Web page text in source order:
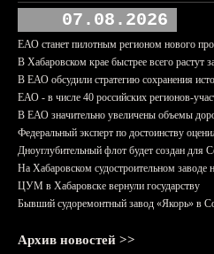
07.08.2026
ЕАО станет пилотным регионом нового
В Хабаровском крае быстрее всего растут
В ЕАО обсудили стратегию сохранения
ЕАО - в числе 40 российских регионов-
В ЕАО значительно увеличены объемы
Федеральный эксперт по достоинству
Дноуглубительный флот будет создан для
На Хабаровском судостроительном заводе
ЦУМ в Хабаровске вернули государству
Бывший судоремонтный завод «Якорь» в
Архив новостей >>